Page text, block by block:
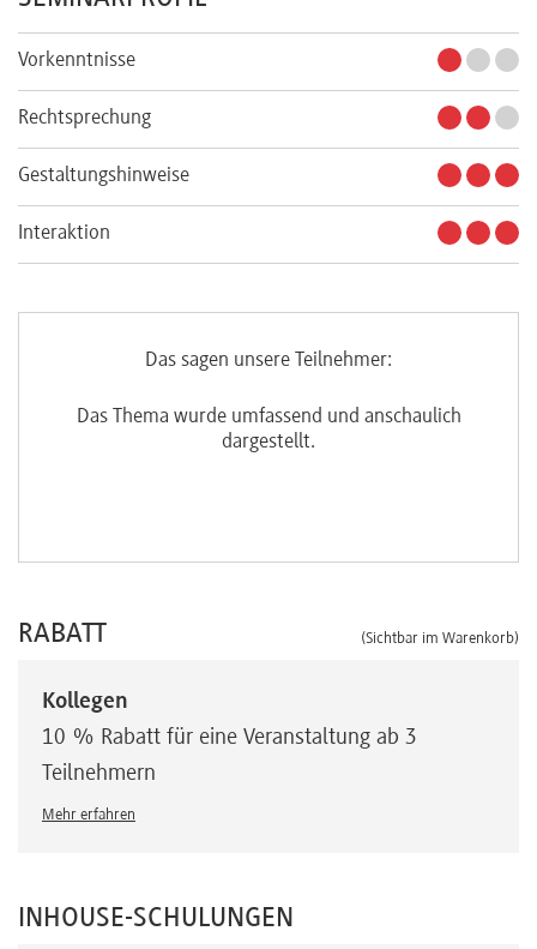
Vorkenntnisse
Rechtsprechung
Gestaltungshinweise
Interaktion
Das sagen unsere Teilnehmer:
Das Thema wurde umfassend und anschaulich
dargestellt.
RABATT (Sichtbar im Warenkorb)
Kollegen
10 % Rabatt für eine Veranstaltung ab 3
Teilnehmern
Mehr erfahren
INHOUSE-SCHULUNGEN